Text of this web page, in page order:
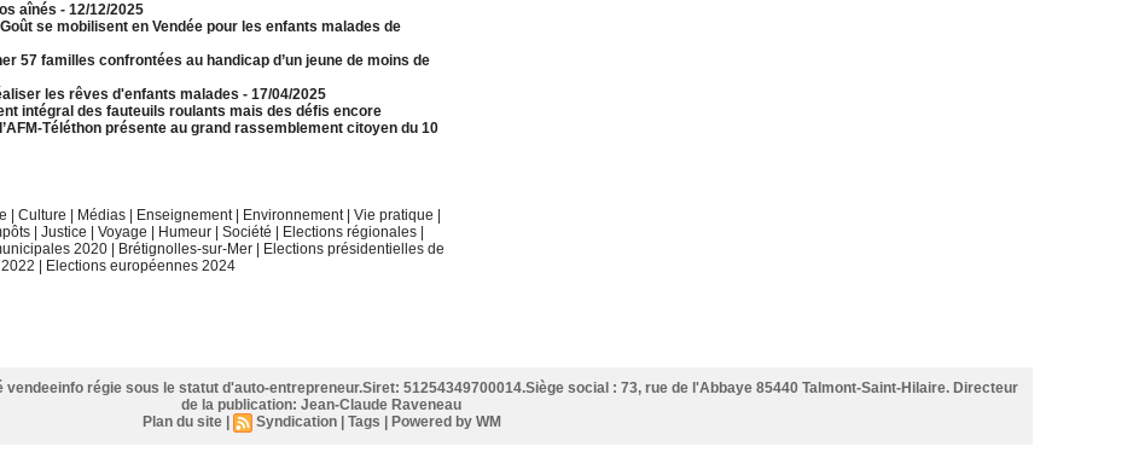
aînés - 12/12/2025
se mobilisent en Vendée pour les enfants malades de
57 familles confrontées au handicap d’un jeune de moins de
les rêves d'enfants malades - 17/04/2025
intégral des fauteuils roulants mais des défis encore
Téléthon présente au grand rassemblement citoyen du 10
Culture Médias Enseignement Environnement Vie pratique
Justice Voyage Humeur Société Elections régionales
2020 Brétignolles-sur-Mer
Elections présidentielles de
Elections européennes 2024
régie sous le statut d'auto-entrepreneur.Siret: 51254349700014.Siège social : 73, rue de l'Abbaye 85440 Talmont-Saint-Hilaire. Directeur
de la publication: Jean-Claude Raveneau
Plan du site
Syndication Tags Powered by WM